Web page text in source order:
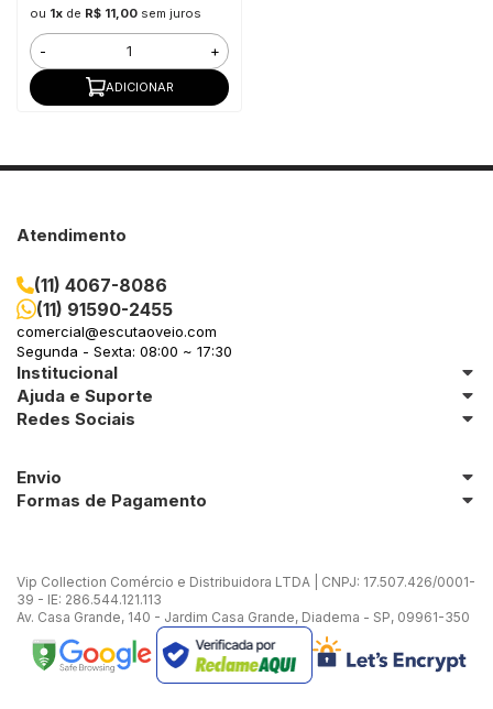
ou 1xde R$ 11,00 sem juros
- +
ADICIONAR
Atendimento
(11) 4067-8086
(11) 91590-2455
comercial@escutaoveio.com
Segunda - Sexta: 08:00 ~ 17:30
Institucional
Ajuda e Suporte
Redes Sociais
Envio
Formas de Pagamento
Vip Collection Comércio e Distribuidora LTDA | CNPJ: 17.507.426/0001-
39 - IE: 286.544.121.113
Av. Casa Grande, 140 - Jardim Casa Grande, Diadema - SP, 09961-350